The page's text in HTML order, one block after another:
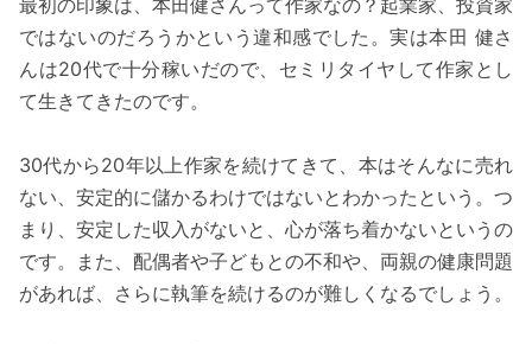
最初の印象は、本田健さんって作家なの？起業家、投資家
ではないのだろうかという違和感でした。実は本田 健さ
んは20代で十分稼いだので、セミリタイヤして作家とし
て生きてきたのです。
30代から20年以上作家を続けてきて、本はそんなに売れ
ない、安定的に儲かるわけではないとわかったという。つ
まり、安定した収入がないと、心が落ち着かないというの
です。また、配偶者や子どもとの不和や、両親の健康問題
があれば、さらに執筆を続けるのが難しくなるでしょう。